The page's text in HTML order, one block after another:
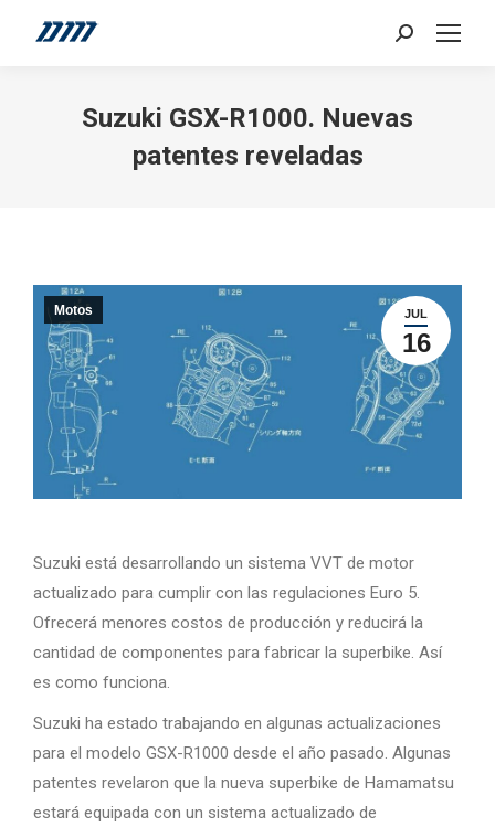
Search:
Suzuki GSX-R1000. Nuevas
patentes reveladas
JUL
16
Motos
Suzuki está desarrollando un sistema VVT de motor
actualizado para cumplir con las regulaciones Euro 5.
Ofrecerá menores costos de producción y reducirá la
cantidad de componentes para fabricar la superbike. Así
es como funciona.
Suzuki ha estado trabajando en algunas actualizaciones
para el modelo GSX-R1000 desde el año pasado. Algunas
patentes revelaron que la nueva superbike de Hamamatsu
estará equipada con un sistema actualizado de